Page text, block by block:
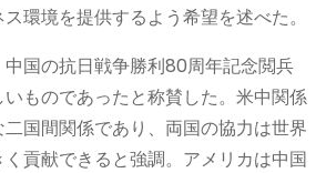
環境を提供するよう希望を述べた。
中国の抗日戦争勝利80周年記念閲兵
ものであったと称賛した。米中関係
国間関係であり、両国の協力は世界
貢献できると強調。アメリカは中国